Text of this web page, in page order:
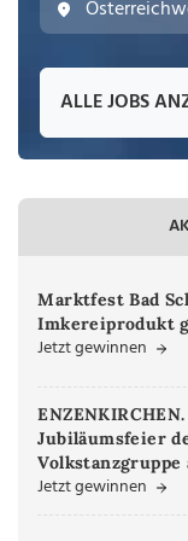
ALLE JOBS
Marktfest Bad
Imkereiprodukt
Jetzt gewinnen
Jubiläumsfeier
Volkstanzgruppe
Jetzt gewinnen